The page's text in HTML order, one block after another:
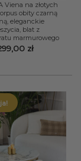
Viena na złotych
obity czarną
eleganckie
blat z
marmurowego
zł